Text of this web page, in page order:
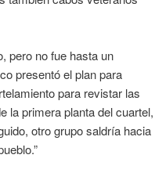
pero no fue hasta un
presentó el plan para
para revistar las
la primera planta del cuartel,
otro grupo saldría hacia